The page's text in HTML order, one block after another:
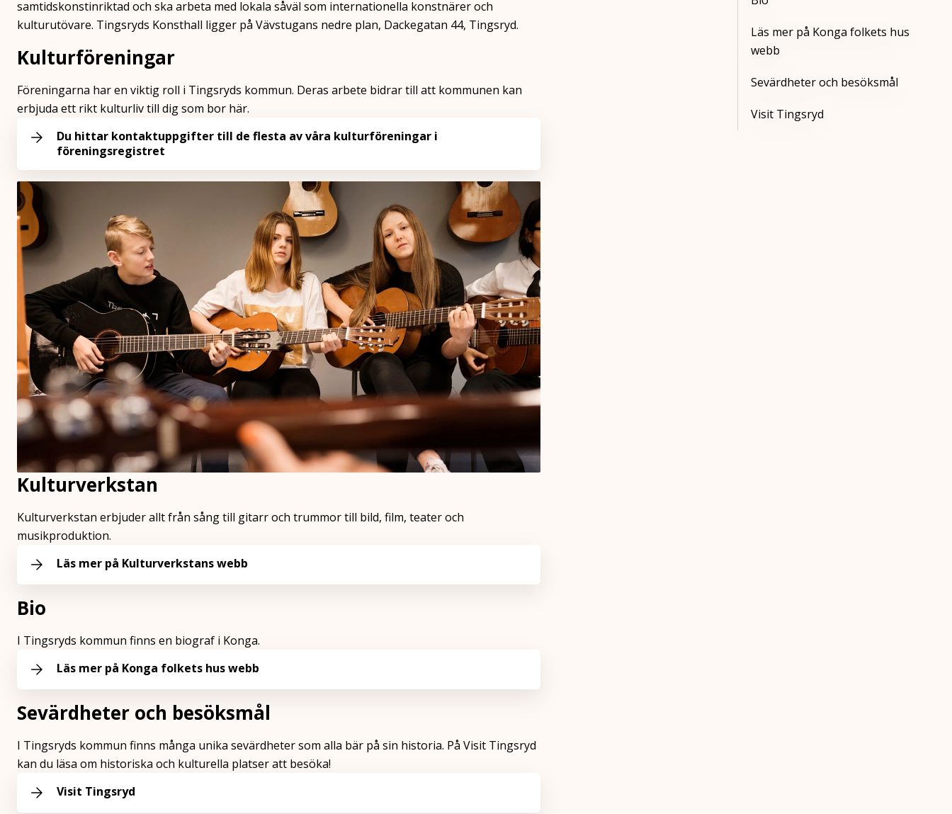
samtidskonstinriktad och ska arbeta med lokala såväl som internationella konstnärer och
kulturutövare. Tingsryds Konsthall ligger på Vävstugans nedre plan, Dackegatan 44, Tingsryd.
Kulturföreningar
Föreningarna har en viktig roll i Tingsryds kommun. Deras arbete bidrar till att kommunen kan
erbjuda ett rikt kulturliv till dig som bor här.
Du hittar kontaktuppgifter till de flesta av våra kulturföreningar i
föreningsregistret
Kulturverkstan
Kulturverkstan erbjuder allt från sång till gitarr och trummor till bild, film, teater och
musikproduktion.
Läs mer på Kulturverkstans webb
Bio
I Tingsryds kommun finns en biograf i Konga.
Läs mer på Konga folkets hus webb
Sevärdheter och besöksmål
I Tingsryds kommun finns många unika sevärdheter som alla bär på sin historia. På Visit Tingsryd
kan du läsa om historiska och kulturella platser att besöka!
Visit Tingsryd
Läs mer på Konga folkets hus
webb
Sevärdheter och besöksmål
Visit Tingsryd